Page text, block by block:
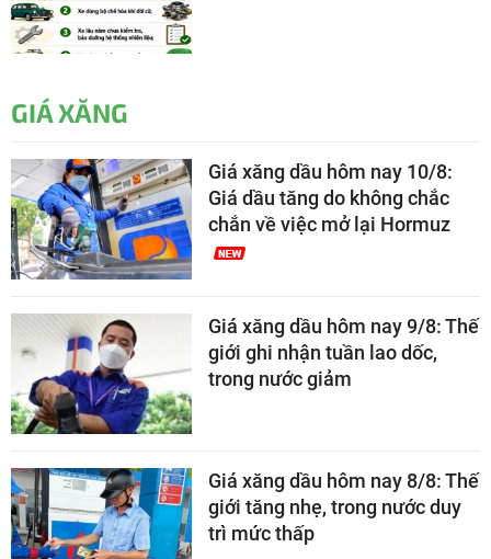
GIÁ XĂNG
Giá xăng dầu hôm nay 10/8:
Giá dầu tăng do không chắc
chắn về việc mở lại Hormuz
Giá xăng dầu hôm nay 9/8: Thế
giới ghi nhận tuần lao dốc,
trong nước giảm
Giá xăng dầu hôm nay 8/8: Thế
giới tăng nhẹ, trong nước duy
trì mức thấp